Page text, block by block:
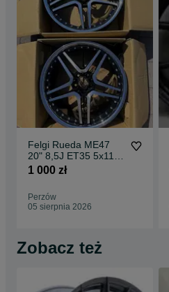
Felgi Rueda ME47
20" 8,5J ET35 5x112
CBKF1 / 2 sztuki
1 000 zł
Perzów
05 sierpnia 2026
Zobacz też